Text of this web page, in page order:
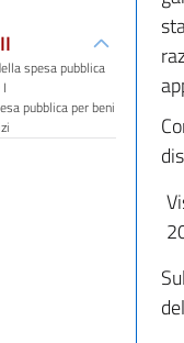
spesa pubblica
I
pubblica per beni